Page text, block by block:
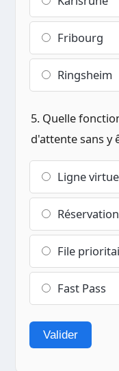
Fribourg
Ringsheim
5. Quelle
d'attente sans y
Ligne
File
Fast Pass
Valider